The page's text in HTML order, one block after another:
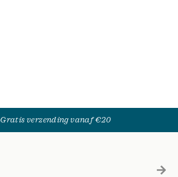
Gratis verzending vanaf €20